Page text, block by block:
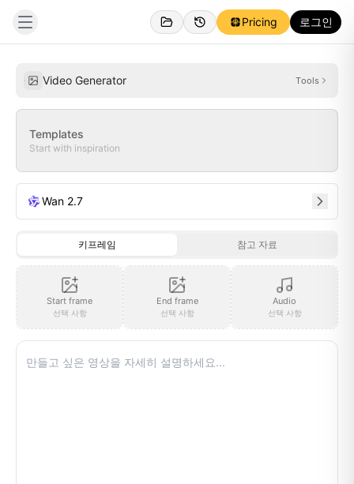
Pricing 로그인
Video Generator Tools
Templates
Start with inspiration
Wan 2.7
키프레임 참고 자료
Start frame
선택 사항
End frame
선택 사항
Audio
선택 사항